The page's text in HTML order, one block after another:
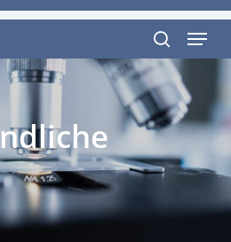
search
Menu
Close